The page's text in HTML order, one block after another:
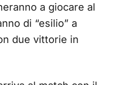
a giocare al
di “esilio” a
due vittorie in